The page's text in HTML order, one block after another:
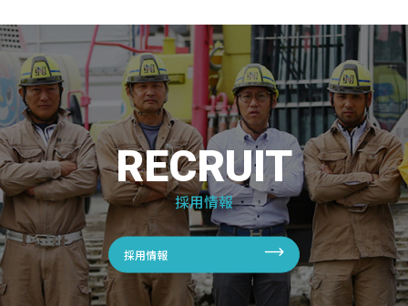
RECRUIT
採用情報
採用情報